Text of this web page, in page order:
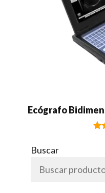
Ecógrafo
Buscar